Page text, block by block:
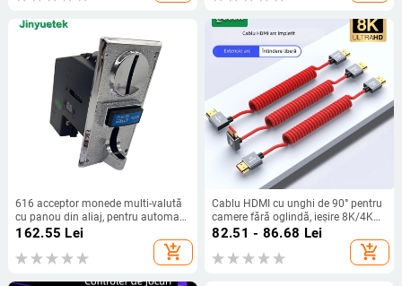
616 acceptor monede multi-valută
cu panou din aliaj, pentru automate
de apă; suportă 9 valute, interfață
162.55 Lei
add_shopping_cart
Cablu HDMI cu unghi de 90° pentru
camere fără oglindă, ieșire 8K/4K60
către monitor și card de captură
82.51 - 86.68 Lei
add_shopping_cart